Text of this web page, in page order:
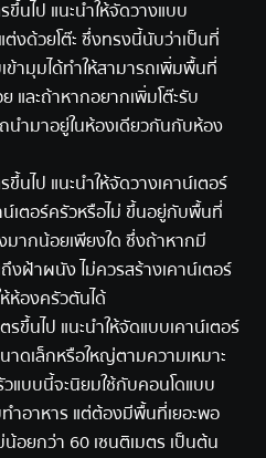
นไป แนะนำให้จัดวางแบบ
งด้วยโต๊ะ ซึ่งทรงนี้นับว่าเป็นที่
ข้ามุมได้ทำให้สามารถเพิ่มพื้นที่
และถ้าหากอยากเพิ่มโต๊ะรับ
นำมาอยู่ในห้องเดียวกันกับห้อง
ไป แนะนำให้จัดวางเคาน์เตอร์
น์เตอร์ครัวหรือไม่ ขึ้นอยู่กับพื้นที่
ากน้อยเพียงใด ซึ่งถ้าหากมี
ฝ้าผนัง ไม่ควรสร้างเคาน์เตอร์
ห้องครัวตันได้
ขึ้นไป แนะนำให้จัดแบบเคาน์เตอร์
าดเล็กหรือใหญ่ตามความเหมาะ
แบบนี้จะนิยมใช้กับคอนโดแบบ
ำอาหาร แต่ต้องมีพื้นที่เยอะพอ
อยกว่า 60 เซนติเมตร เป็นต้น